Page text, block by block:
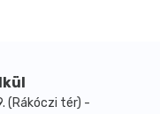
hogy a C-
fel, így a
(Rákóczi tér) -